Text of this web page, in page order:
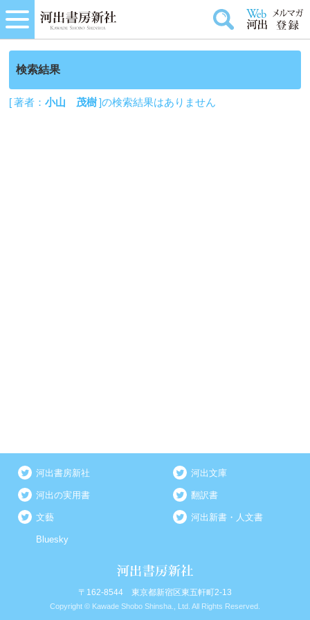
検索結果
[ 著者：小山 茂樹]の検索結果はありません
河出書房新社 河出文庫
河出の実用書 翻訳書
文藝 河出新書・人文書
Bluesky
〒162-8544 東京都新宿区東五軒町2-13
Copyright © Kawade Shobo Shinsha., Ltd. All Rights Reserved.